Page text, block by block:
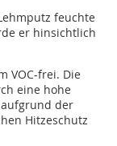
feuchte
er hinsichtlich
VOC-frei. Die
eine hohe
aufgrund der
Hitzeschutz